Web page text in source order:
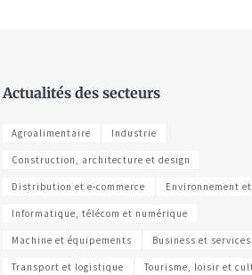
Actualités des secteurs
Agroalimentaire Industrie
Construction, architecture et design
Distribution et e-commerce Environnement
Informatique, télécom et numérique
Machine et équipements Business et services
Transport et logistique Tourisme, loisir et